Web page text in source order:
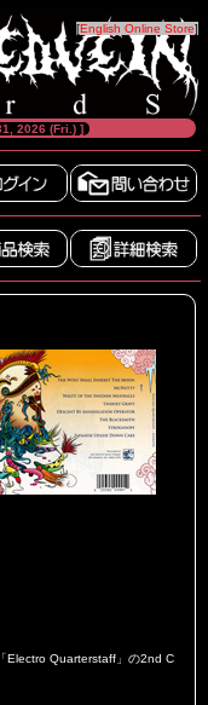
[English Online Store]
2026 (Fri.) ]
Electro Quarterstaff」の2nd C